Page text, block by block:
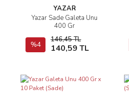
YAZAR
Yazar Sade Galeta Unu
400 Gr
%4
146,45 TL
140,59 TL
İncele
Sepete Ekle